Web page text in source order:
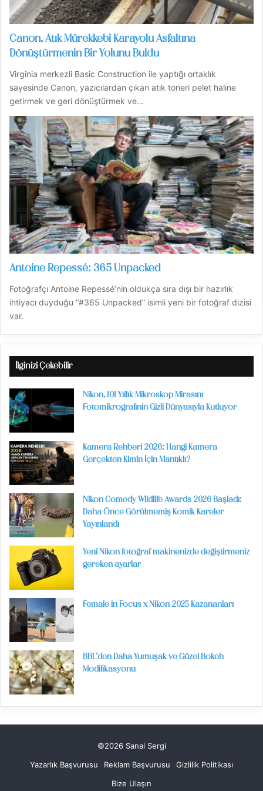
Canon, Atık Mürekkebi Karayolu Asfaltına
Dönüştürmenin Bir Yolunu Buldu
Virginia merkezli Basic Construction ile yaptığı ortaklık
sayesinde Canon, yazıcılardan çıkan atık toneri pelet haline
getirmek ve geri dönüştürmek ve…
Antoine Repessé: 365 Unpacked
Fotoğrafçı Antoine Repessé’nin oldukça sıra dışı bir hazırlık
ihtiyacı duyduğu “#365 Unpacked” isimli yeni bir fotoğraf dizisi
var.
İlginizi Çekebilir
Nikon, 101 Yıllık Mikroskop Mirasını
Fotomikrografinin Gizli Dünyasıyla Kutluyor
Kamera Rehberi 2026: Hangi Kamera
Gerçekten Kimin İçin Mantıklı?
Nikon Comedy Wildlife Awards 2026 Başladı:
Daha Önce Görülmemiş Komik Kareler
Yayınlandı
Yeni Nikon fotoğraf makinenizde değiştirmeniz
gereken ayarlar
Female in Focus x Nikon 2025 Kazananları
BBL’den Daha Yumuşak ve Güzel Bokeh
Modifikasyonu
©2026 Sanal Sergi
Yazarlık Başvurusu
Reklam Başvurusu
Gizlilik Politikası
Bize Ulaşın